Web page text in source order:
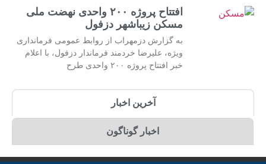
افتتاح پروژه ۲۰۰ واحدی نهضت ملی
مسکن زیباشهر دزفول
به گزارش دزمهراب از روابط عمومی فرمانداری
ویژه، علیرضا خردمند فرماندار دزفول، با اعلام
خبر افتتاح پروژه ۲۰۰ واحدی طرح
آخرین اخبار
اخبار گوناگون